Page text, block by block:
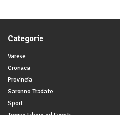
Categorie
Varese
Cronaca
Provincia
Saronno Tradate
Sport